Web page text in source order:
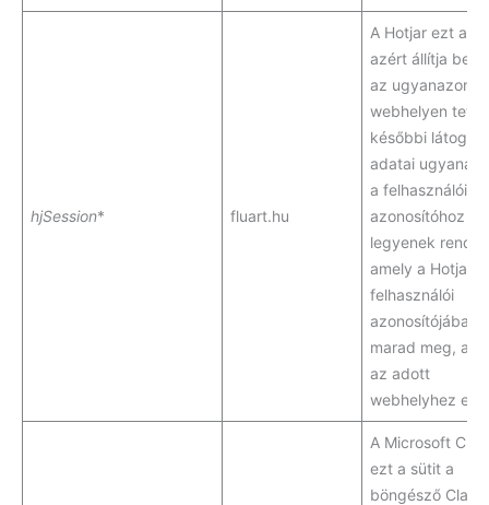
hjSession* fluart.hu
A Hotjar ezt a
azért állítja be,
az ugyanazon
webhelyen tett
későbbi
adatai
a felhasználói
azonosítóhoz
legyenek
amely a Hotjar
felhasználói
azonosítójában
marad meg,
az adott
webhelyhez
A Microsoft
ezt a sütit a
böngésző